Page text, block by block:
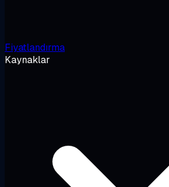
Fiyatlandırma
Kaynaklar